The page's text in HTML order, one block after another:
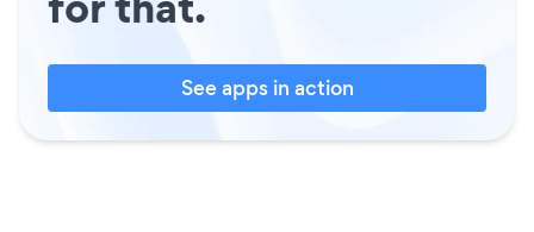
See apps in action